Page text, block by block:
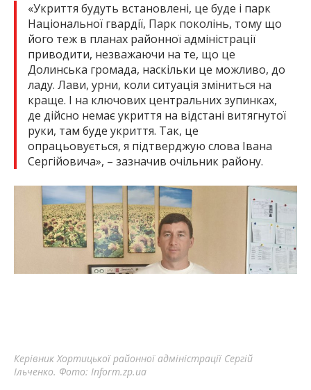
«Укриття будуть встановлені, це буде і парк
Національної гвардії, Парк поколінь, тому що
його теж в планах районної адміністрації
приводити, незважаючи на те, що це
Долинська громада, наскільки це можливо, до
ладу. Лави, урни, коли ситуація зміниться на
краще. І на ключових центральних зупинках,
де дійсно немає укриття на відстані витягнутої
руки, там буде укриття. Так, це
опрацьовується, я підтверджую слова Івана
Сергійовича», – зазначив очільник району.
Керівник Хортицької районної адміністрації Сергій
Ільченко. Фото: Inform.zp.ua